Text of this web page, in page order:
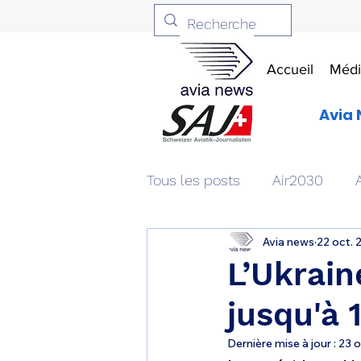
Accueil
Avia
Tous les posts Air2030
Aviation & Défense
Patrimoine aéronautique
jusqu'à
Avia news 22 oct.
Dernière mise à jour : 23